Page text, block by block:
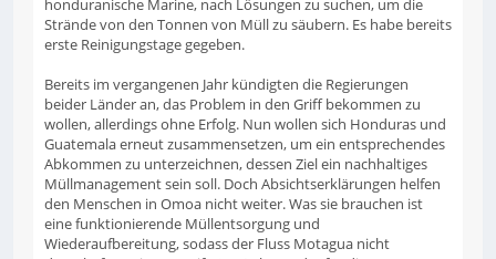
honduranische Marine, nach Lösungen zu suchen, um die
Strände von den Tonnen von Müll zu säubern. Es habe bereits
erste Reinigungstage gegeben.
Bereits im vergangenen Jahr kündigten die Regierungen
beider Länder an, das Problem in den Griff bekommen zu
wollen, allerdings ohne Erfolg. Nun wollen sich Honduras und
Guatemala erneut zusammensetzen, um ein entsprechendes
Abkommen zu unterzeichnen, dessen Ziel ein nachhaltiges
Müllmanagement sein soll. Doch Absichtserklärungen helfen
den Menschen in Omoa nicht weiter. Was sie brauchen ist
eine funktionierende Müllentsorgung und
Wiederaufbereitung, sodass der Fluss Motagua nicht